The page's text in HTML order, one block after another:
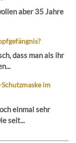
aber 35 Jahre
dass man als ihr
im
einmal sehr
seit...